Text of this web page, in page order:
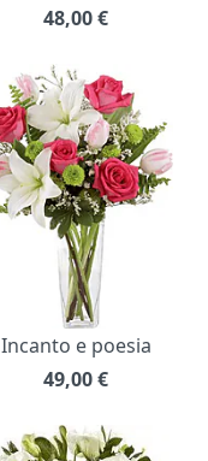
48,00€
Incanto e poesia
49,00€